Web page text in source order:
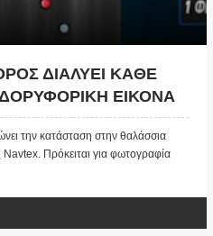
ΔΙΑΛΥΕΙ ΚΑΘΕ
ΕΙΚΟΝΑ
“ORUC REIS”
την κατάσταση στην θαλάσσια
Πρόκειται για φωτογραφία